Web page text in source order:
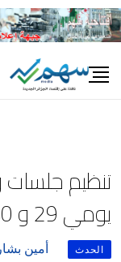
Skip
to
تنظيم
يومي 29 و 30 مارس الجاري
الحدث
أمين بشار